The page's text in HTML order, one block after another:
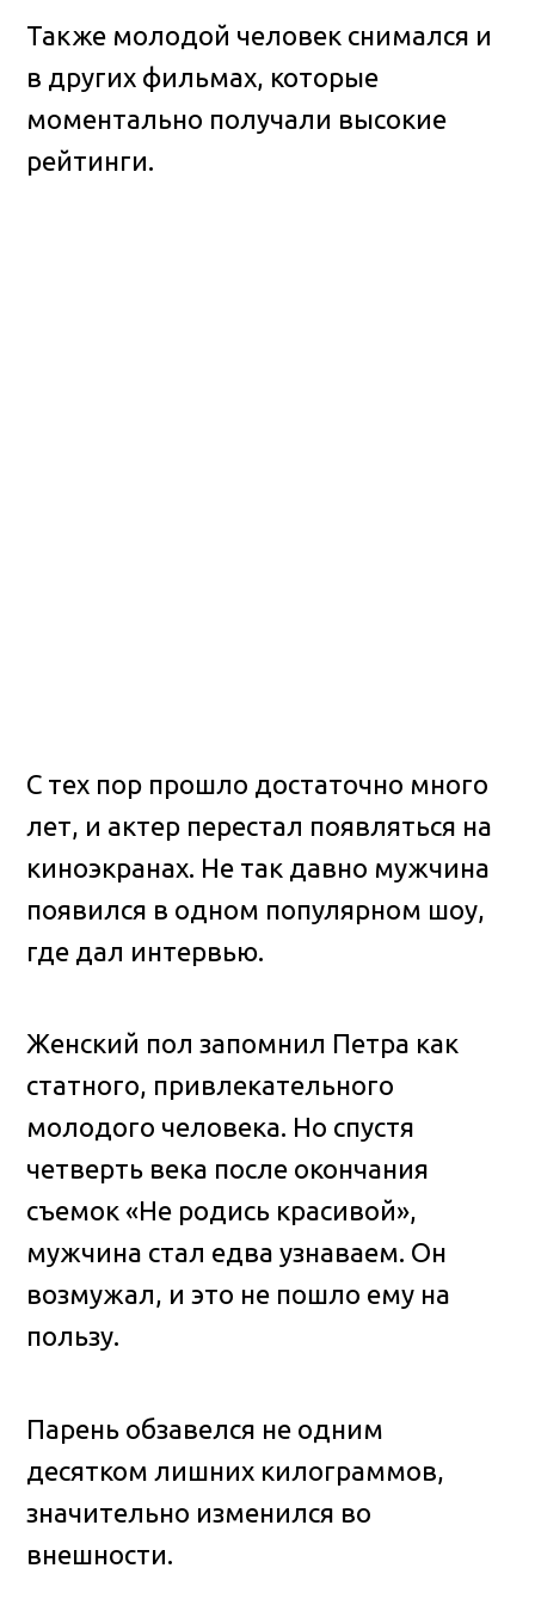
Также молодой человек снимался и
в других фильмах, которые
моментально получали высокие
рейтинги.
С тех пор прошло достаточно много
лет, и актер перестал появляться на
киноэкранах. Не так давно мужчина
появился в одном популярном шоу,
где дал интервью.
Женский пол запомнил Петра как
статного, привлекательного
молодого человека. Но спустя
четверть века после окончания
съемок «Не родись красивой»,
мужчина стал едва узнаваем. Он
возмужал, и это не пошло ему на
пользу.
Парень обзавелся не одним
десятком лишних килограммов,
значительно изменился во
внешности.